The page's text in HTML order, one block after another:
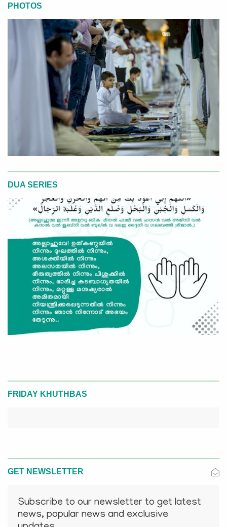
PHOTOS
DUA SERIES
FRIDAY KHUTHBAS
GET NEWSLETTER
Subscribe to our newsletter to get latest
news, popular news and exclusive